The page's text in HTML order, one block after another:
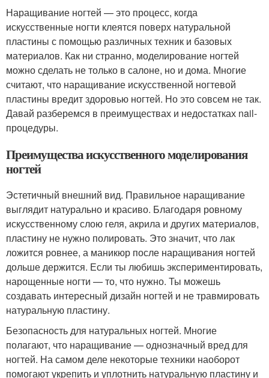
Наращивание ногтей — это процесс, когда
искусственные ногти клеятся поверх натуральной
пластины с помощью различных техник и базовых
материалов. Как ни странно, моделирование ногтей
можно сделать не только в салоне, но и дома. Многие
считают, что наращивание искусственной ногтевой
пластины вредит здоровью ногтей. Но это совсем не так.
Давай разберемся в преимуществах и недостатках nail-
процедуры.
Преимущества искусственного моделирования
ногтей
Эстетичный внешний вид. Правильное наращивание
выглядит натурально и красиво. Благодаря ровному
искусственному слою геля, акрила и других материалов,
пластину не нужно полировать. Это значит, что лак
ложится ровнее, а маникюр после наращивания ногтей
дольше держится. Если ты любишь экспериментировать,
нарощенные ногти — то, что нужно. Ты можешь
создавать интересный дизайн ногтей и не травмировать
натуральную пластину.
Безопасность для натуральных ногтей. Многие
полагают, что наращивание — однозначный вред для
ногтей. На самом деле некоторые техники наоборот
помогают укрепить и уплотнить натуральную пластину и